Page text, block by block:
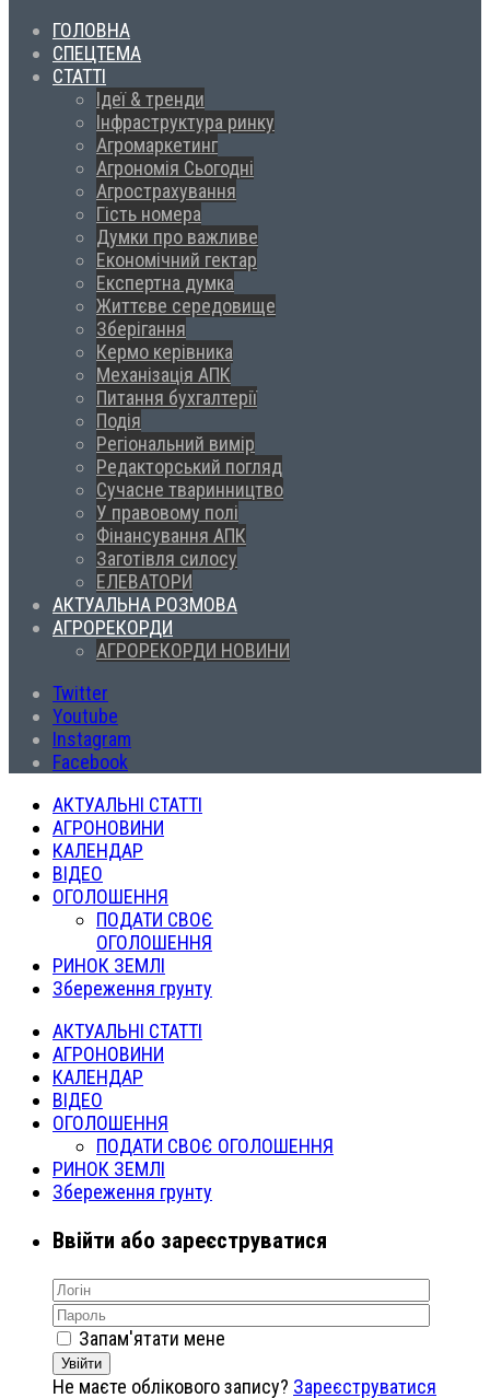
ГОЛОВНА
СПЕЦТЕМА
СТАТТІ
Ідеї & тренди
Інфраструктура ринку
Агромаркетинг
Агрономія Сьогодні
Агрострахування
Гість номера
Думки про важливе
Економічний гектар
Експертна думка
Життєве середовище
Зберігання
Кермо керівника
Механізація АПК
Питання бухгалтерії
Подія
Регіональний вимір
Редакторський погляд
Сучасне тваринництво
У правовому полі
Фінансування АПК
Заготівля силосу
ЕЛЕВАТОРИ
АКТУАЛЬНА РОЗМОВА
АГРОРЕКОРДИ
АГРОРЕКОРДИ НОВИНИ
Twitter
Youtube
Instagram
Facebook
АКТУАЛЬНІ СТАТТІ
АГРОНОВИНИ
КАЛЕНДАР
ВІДЕО
ОГОЛОШЕННЯ
ПОДАТИ СВОЄ
ОГОЛОШЕННЯ
РИНОК ЗЕМЛІ
Збереження грунту
АКТУАЛЬНІ СТАТТІ
АГРОНОВИНИ
КАЛЕНДАР
ВІДЕО
ОГОЛОШЕННЯ
ПОДАТИ СВОЄ ОГОЛОШЕННЯ
РИНОК ЗЕМЛІ
Збереження грунту
Ввійти або зареєструватися
Запам'ятати мене
Увійти
Не маєте облікового запису? Зареєструватися